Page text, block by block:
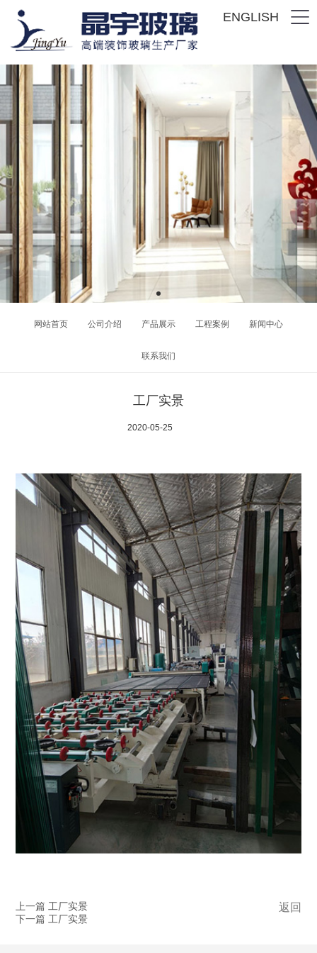
ENGLISH
网站首页 公司介绍 产品展示 工程案例 新闻中心
联系我们
工厂实景
2020-05-25
返回
上一篇 工厂实景
下一篇 工厂实景